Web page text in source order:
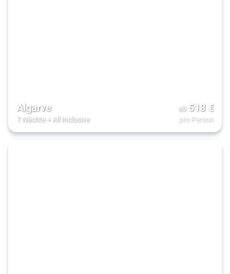
Algarve
7 Nächte+ All Inclusive
ab 518€
pro Person